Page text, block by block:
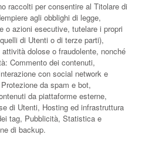
raccolti per consentire al Titolare di
agli obblighi di legge,
o azioni esecutive, tutelare i propri
di Utenti o di terze parti),
dolose o fraudolente, nonché
Commento dei contenuti,
con social network e
da spam e bot,
da piattaforme esterne,
di Utenti, Hosting ed infrastruttura
tag, Pubblicità, Statistica e
di backup.